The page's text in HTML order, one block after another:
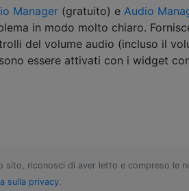
Manager (gratuito) e Audio
in modo molto chiaro.
del volume audio (incluso il
essere attivati ​​con i widget
sito, riconosci di aver letto e compreso le
sulla privacy.